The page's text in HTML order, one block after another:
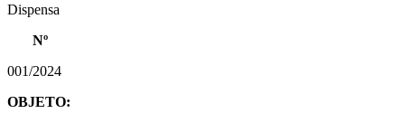
Dispensa
Nº
001/2024
OBJETO: